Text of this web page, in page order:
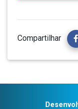
Compartilhar